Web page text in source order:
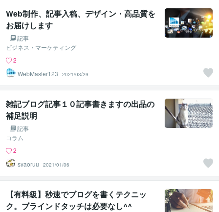
Web制作、記事入稿、デザイン・高品質を
お届けします
記事
ビジネス・マーケティング
2
WebMaster123
2021/03/29
雑記ブログ記事１０記事書きますの出品の
補足説明
記事
コラム
2
syaoruu
2021/01/06
【有料級】秒速でブログを書くテクニッ
ク。ブラインドタッチは必要なし^^